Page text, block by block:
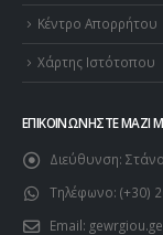
Κέντρο Απορρήτου
Χάρτης Ιστότοπου
ΕΠΙΚΟΙΝΩΝΉΣΤΕ ΜΑΖΊ
Διεύθυνση:
Τηλέφωνο: (+30)
Email: